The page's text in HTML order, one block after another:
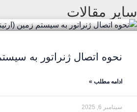
سایر مقالات
نحوه اتصال ژنراتور به
ادامه مطلب »
سپتامبر 6, 2025